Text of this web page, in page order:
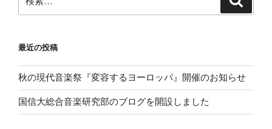
索:
最近の投稿
秋の現代音楽祭『変容するヨーロッパ』開催のお知らせ
国信大総合音楽研究部のブログを開設しました